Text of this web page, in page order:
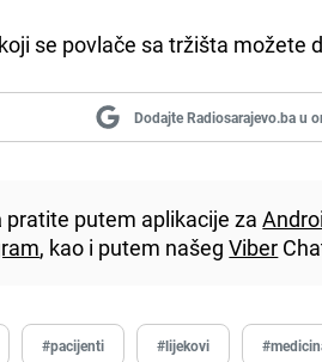
se povlače sa tržišta možete
Dodajte Radiosarajevo.ba u
pratite putem aplikacije za
, kao i putem našegViber
#pacijenti #lijekovi